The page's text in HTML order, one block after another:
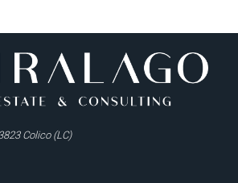
Colico (LC)